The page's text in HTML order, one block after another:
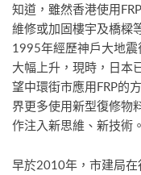
知道，雖然香港使用
維修或加固樓宇及橋樑
1995年經歷神戶大地震
大幅上升，現時，日本
望中環街市應用FRP的
界更多使用新型復修物
作注入新思維、新技術。
早於2010年，市建局在